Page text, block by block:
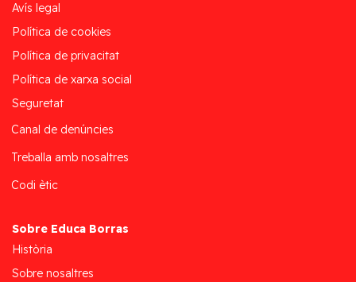
Avís legal
Política de cookies
Política de privacitat
Política de xarxa social
Seguretat
Canal de denúncies
Treballa amb nosaltres
Codi ètic
Sobre Educa Borras
Història
Sobre nosaltres